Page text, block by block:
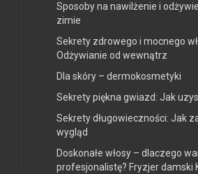
Sposoby na nawilżenie i
zimie
Sekrety zdrowego i mocnego
Odżywianie od wewnątrz
Dla skóry – dermokosmetyki
Sekrety piękna gwiazd: Jak
Sekrety długowieczności: Jak
wygląd
Doskonałe włosy – dlaczego
profesjonalistę? Fryzjer damski